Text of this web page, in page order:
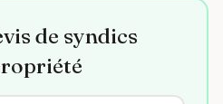
de syndics